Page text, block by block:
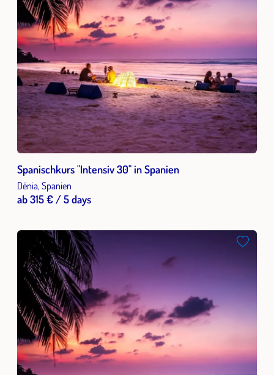
Spanischkurs "Intensiv 30" in Spanien
Dénia, Spanien
ab 315 € / 5 days